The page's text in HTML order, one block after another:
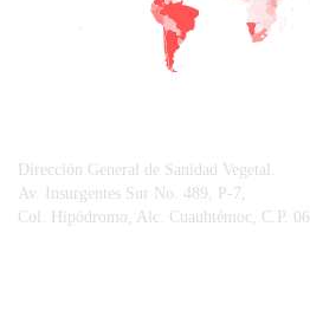
Dirección General de Sanidad Vegetal.
Av. Insurgentes Sur No. 489, P-7,
Col. Hipódromo, Alc. Cuauhtémoc, C.P.